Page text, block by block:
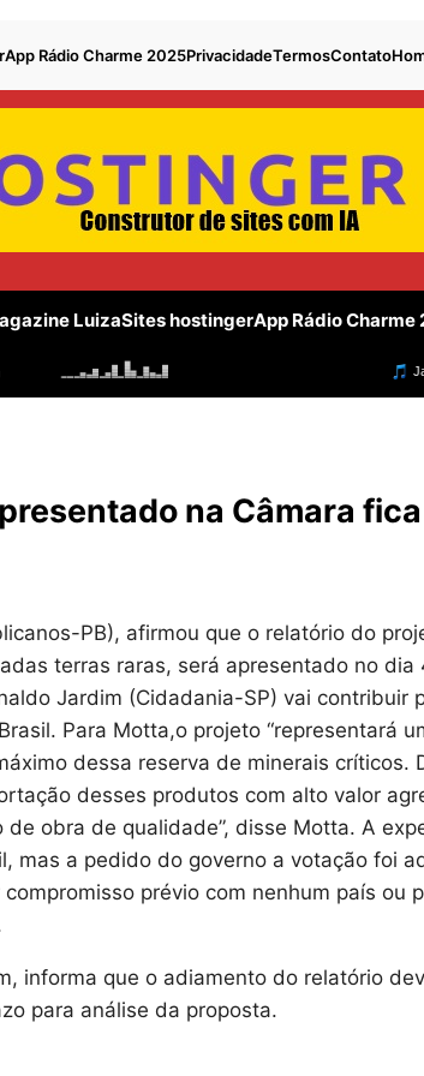
App Rádio Charme 2025PrivacidadeTermosContato
LuizaSites hostingerApp Rádio Charme
na Câmara
PB), afirmou que o relatório do
terras raras, será apresentado no dia
Jardim (Cidadania-SP) vai contribuir
Para Motta,o projeto “representará
dessa reserva de minerais críticos.
desses produtos com alto valor
obra de qualidade”, disse Motta. A
mas a pedido do governo a votação foi
prévio com nenhum país ou
informa que o adiamento do relatório
para análise da proposta.